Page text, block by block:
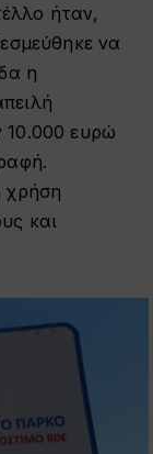
ήταν,
να
η
10.000 ευρώ
χρήση
και